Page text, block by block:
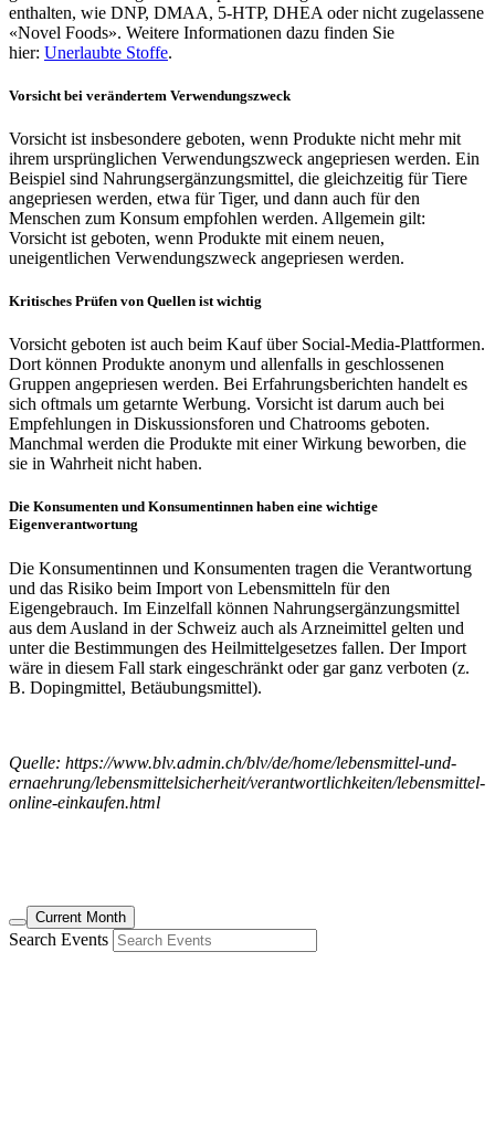
enthalten, wie DNP, DMAA, 5-HTP, DHEA oder nicht zugelassene
«Novel Foods». Weitere Informationen dazu finden Sie
hier: Unerlaubte Stoffe.
Vorsicht bei verändertem Verwendungszweck
Vorsicht ist insbesondere geboten, wenn Produkte nicht mehr mit
ihrem ursprünglichen Verwendungszweck angepriesen werden. Ein
Beispiel sind Nahrungsergänzungsmittel, die gleichzeitig für Tiere
angepriesen werden, etwa für Tiger, und dann auch für den
Menschen zum Konsum empfohlen werden. Allgemein gilt:
Vorsicht ist geboten, wenn Produkte mit einem neuen,
uneigentlichen Verwendungszweck angepriesen werden.
Kritisches Prüfen von Quellen ist wichtig
Vorsicht geboten ist auch beim Kauf über Social-Media-Plattformen.
Dort können Produkte anonym und allenfalls in geschlossenen
Gruppen angepriesen werden. Bei Erfahrungsberichten handelt es
sich oftmals um getarnte Werbung. Vorsicht ist darum auch bei
Empfehlungen in Diskussionsforen und Chatrooms geboten.
Manchmal werden die Produkte mit einer Wirkung beworben, die
sie in Wahrheit nicht haben.
Die Konsumenten und Konsumentinnen haben eine wichtige
Eigenverantwortung
Die Konsumentinnen und Konsumenten tragen die Verantwortung
und das Risiko beim Import von Lebensmitteln für den
Eigengebrauch. Im Einzelfall können Nahrungsergänzungsmittel
aus dem Ausland in der Schweiz auch als Arzneimittel gelten und
unter die Bestimmungen des Heilmittelgesetzes fallen. Der Import
wäre in diesem Fall stark eingeschränkt oder gar ganz verboten (z.
B. Dopingmittel, Betäubungsmittel).
Quelle: https://www.blv.admin.ch/blv/de/home/lebensmittel-und-
ernaehrung/lebensmittelsicherheit/verantwortlichkeiten/lebensmittel-
online-einkaufen.html
Current Month
Search Events